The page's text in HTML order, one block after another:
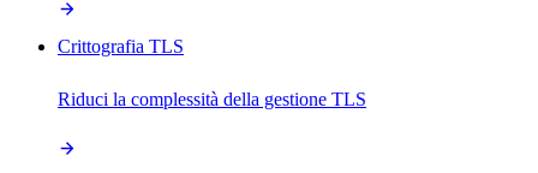
Crittografia TLS
Riduci la complessità della gestione TLS